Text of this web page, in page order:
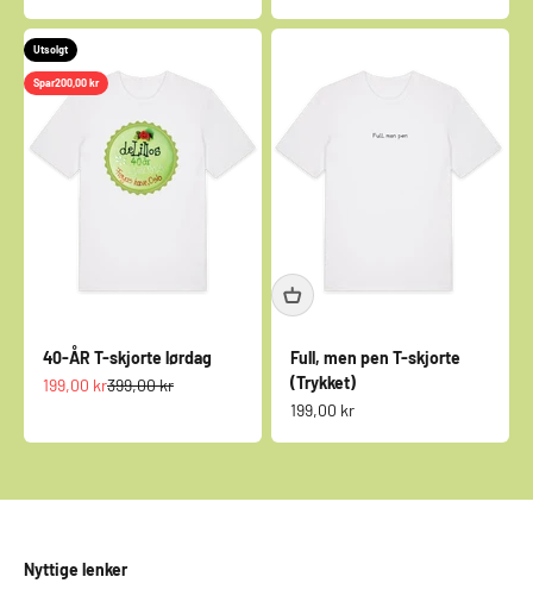
Utsolgt
Spar200,00 kr
40-ÅR T-skjorte lørdag
Salgspris
199,00 krNormalpris
399,00 kr
Full, men pen T-skjorte
(Trykket)
Salgspris
199,00 kr
Nyttige lenker